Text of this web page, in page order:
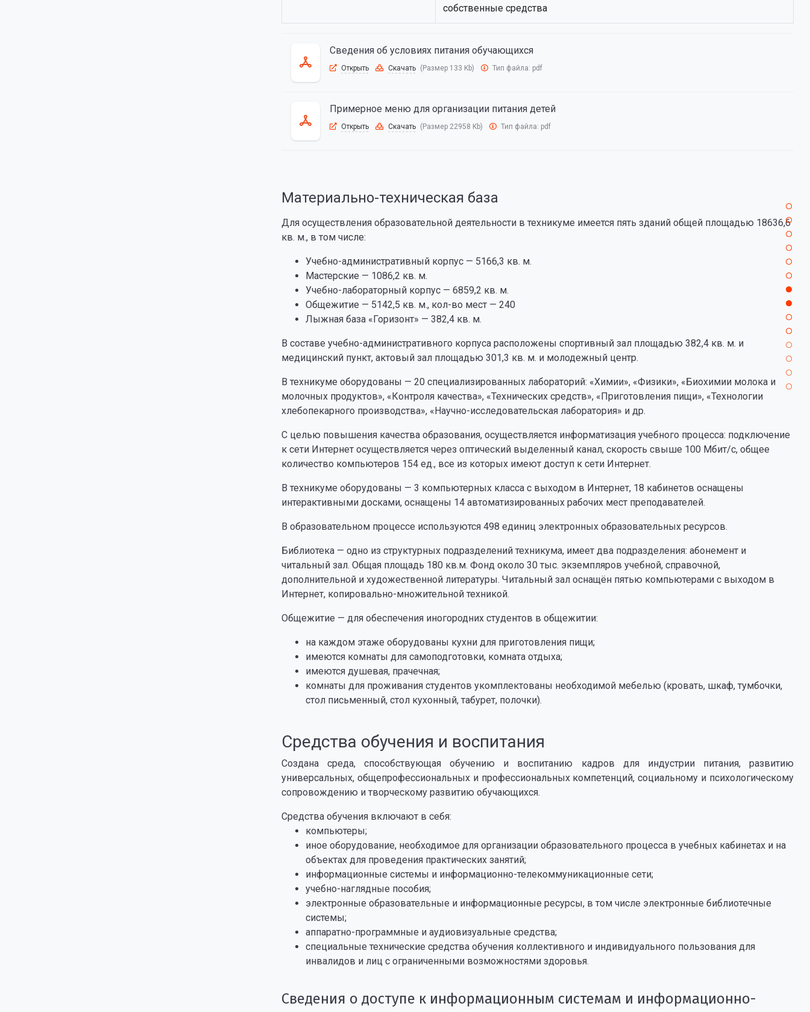
собственные средства
Сведения об условиях питания обучающихся
Открыть Скачать (Размер 133 Kb) Тип файла: pdf
Примерное меню для организации питания детей
Открыть Скачать (Размер 22958 Kb) Тип файла: pdf
Материально-техническая база
Для осуществления образовательной деятельности в техникуме имеется пять зданий общей площадью 18636,6
кв. м., в том числе:
Учебно-административный корпус — 5166,3 кв. м.
Мастерские — 1086,2 кв. м.
Учебно-лабораторный корпус — 6859,2 кв. м.
Общежитие — 5142,5 кв. м., кол-во мест — 240
Лыжная база «Горизонт» — 382,4 кв. м.
В составе учебно-административного корпуса расположены спортивный зал площадью 382,4 кв. м. и
медицинский пункт, актовый зал площадью 301,3 кв. м. и молодежный центр.
В техникуме оборудованы — 20 специализированных лабораторий: «Химии», «Физики», «Биохимии молока и
молочных продуктов», «Контроля качества», «Технических средств», «Приготовления пищи», «Технологии
хлебопекарного производства», «Научно-исследовательская лаборатория» и др.
С целью повышения качества образования, осуществляется информатизация учебного процесса: подключение
к сети Интернет осуществляется через оптический выделенный канал, скорость свыше 100 Мбит/c, общее
количество компьютеров 154 ед., все из которых имеют доступ к сети Интернет.
В техникуме оборудованы — 3 компьютерных класса с выходом в Интернет, 18 кабинетов оснащены
интерактивными досками, оснащены 14 автоматизированных рабочих мест преподавателей.
В образовательном процессе используются 498 единиц электронных образовательных ресурсов.
Библиотека — одно из структурных подразделений техникума, имеет два подразделения: абонемент и
читальный зал. Общая площадь 180 кв.м. Фонд около 30 тыс. экземпляров учебной, справочной,
дополнительной и художественной литературы. Читальный зал оснащён пятью компьютерами с выходом в
Интернет, копировально-множительной техникой.
Общежитие — для обеспечения иногородних студентов в общежитии:
на каждом этаже оборудованы кухни для приготовления пищи;
имеются комнаты для самоподготовки, комната отдыха;
имеются душевая, прачечная;
комнаты для проживания студентов укомплектованы необходимой мебелью (кровать, шкаф, тумбочки,
стол письменный, стол кухонный, табурет, полочки).
Средства обучения и воспитания
Создана среда, способствующая обучению и воспитанию кадров для индустрии питания, развитию
универсальных, общепрофессиональных и профессиональных компетенций, социальному и психологическому
сопровождению и творческому развитию обучающихся.
Средства обучения включают в себя:
компьютеры;
иное оборудование, необходимое для организации образовательного процесса в учебных кабинетах и на
объектах для проведения практических занятий;
информационные системы и информационно-телекоммуникационные сети;
учебно-наглядные пособия;
электронные образовательные и информационные ресурсы, в том числе электронные библиотечные
системы;
аппаратно-программные и аудиовизуальные средства;
специальные технические средства обучения коллективного и индивидуального пользования для
инвалидов и лиц с ограниченными возможностями здоровья.
Сведения о доступе к информационным системам и информационно-